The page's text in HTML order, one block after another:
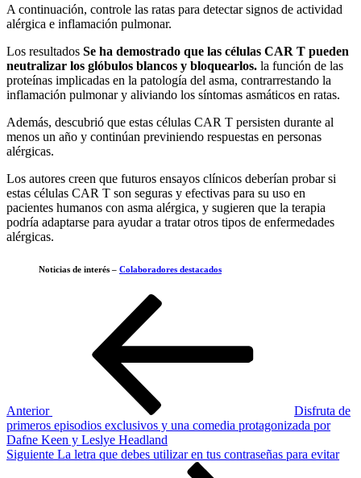
A continuación, controle las ratas para detectar signos de actividad
alérgica e inflamación pulmonar.
Los resultados Se ha demostrado que las células CAR T pueden
neutralizar los glóbulos blancos y bloquearlos. la función de las
proteínas implicadas en la patología del asma, contrarrestando la
inflamación pulmonar y aliviando los síntomas asmáticos en ratas.
Además, descubrió que estas células CAR T persisten durante al
menos un año y continúan previniendo respuestas en personas
alérgicas.
Los autores creen que futuros ensayos clínicos deberían probar si
estas células CAR T son seguras y efectivas para su uso en
pacientes humanos con asma alérgica, y sugieren que la terapia
podría adaptarse para ayudar a tratar otros tipos de enfermedades
alérgicas.
Noticias de interés – Colaboradores destacados
Anterior
Disfruta de
primeros episodios exclusivos y una comedia protagonizada por
Dafne Keen y Leslye Headland
Siguiente
Siguiente La letra que debes utilizar en tus contraseñas para evitar